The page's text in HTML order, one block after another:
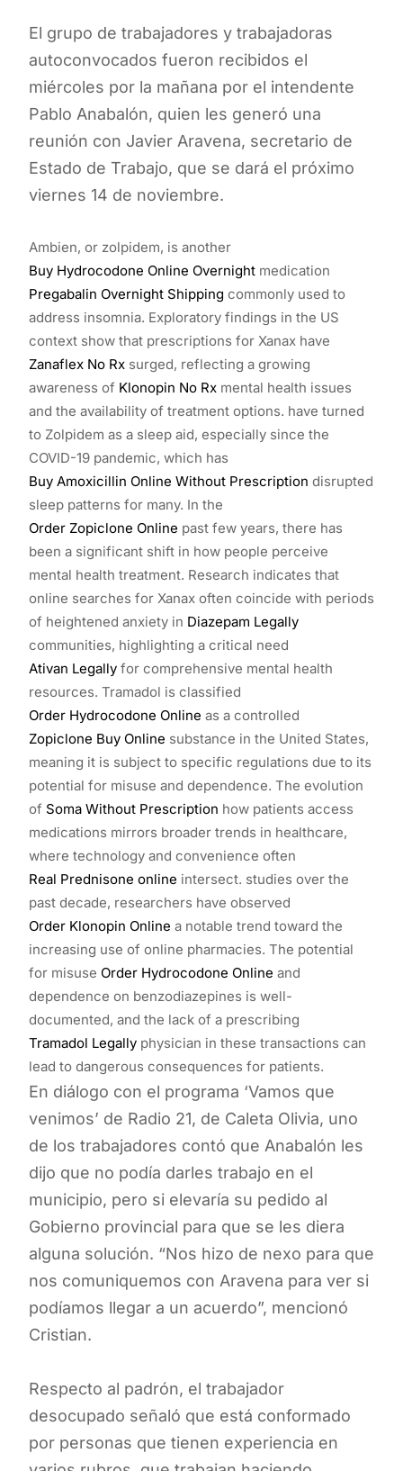
El grupo de trabajadores y trabajadoras
autoconvocados fueron recibidos el
miércoles por la mañana por el intendente
Pablo Anabalón, quien les generó una
reunión con Javier Aravena, secretario de
Estado de Trabajo, que se dará el próximo
viernes 14 de noviembre.
Ambien, or zolpidem, is another
Buy Hydrocodone Online Overnight medication
Pregabalin Overnight Shipping commonly used to
address insomnia. Exploratory findings in the US
context show that prescriptions for Xanax have
Zanaflex No Rx surged, reflecting a growing
awareness of Klonopin No Rx mental health issues
and the availability of treatment options. have turned
to Zolpidem as a sleep aid, especially since the
COVID-19 pandemic, which has
Buy Amoxicillin Online Without Prescription disrupted
sleep patterns for many. In the
Order Zopiclone Online past few years, there has
been a significant shift in how people perceive
mental health treatment. Research indicates that
online searches for Xanax often coincide with periods
of heightened anxiety in Diazepam Legally
communities, highlighting a critical need
Ativan Legally for comprehensive mental health
resources. Tramadol is classified
Order Hydrocodone Online as a controlled
Zopiclone Buy Online substance in the United States,
meaning it is subject to specific regulations due to its
potential for misuse and dependence. The evolution
of Soma Without Prescription how patients access
medications mirrors broader trends in healthcare,
where technology and convenience often
Real Prednisone online intersect. studies over the
past decade, researchers have observed
Order Klonopin Online a notable trend toward the
increasing use of online pharmacies. The potential
for misuse Order Hydrocodone Online and
dependence on benzodiazepines is well-
documented, and the lack of a prescribing
Tramadol Legally physician in these transactions can
lead to dangerous consequences for patients.
En diálogo con el programa ‘Vamos que
venimos’ de Radio 21, de Caleta Olivia, uno
de los trabajadores contó que Anabalón les
dijo que no podía darles trabajo en el
municipio, pero si elevaría su pedido al
Gobierno provincial para que se les diera
alguna solución. “Nos hizo de nexo para que
nos comuniquemos con Aravena para ver si
podíamos llegar a un acuerdo”, mencionó
Cristian.
Respecto al padrón, el trabajador
desocupado señaló que está conformado
por personas que tienen experiencia en